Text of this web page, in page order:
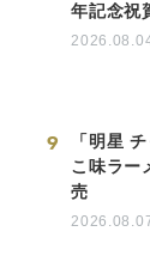
年記念祝
9
「明星
こ味ラー
売